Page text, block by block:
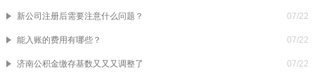
新公司注册后需要注意什么问题？ 07/22
能入账的费用有哪些？ 07/22
济南公积金缴存基数又又又调整了 07/22